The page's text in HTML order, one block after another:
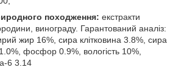
походження: екстракти
винограду. Гарантований аналіз:
жир 16%, сира клітковина 3.8%, сира
фосфор 0.9%, вологість 10%,
6 3.14